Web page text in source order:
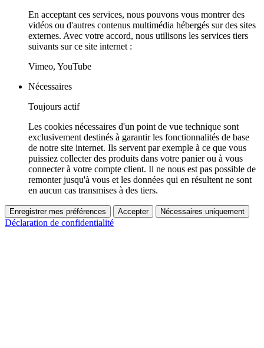
En acceptant ces services, nous pouvons vous montrer des
vidéos ou d'autres contenus multimédia hébergés sur des sites
externes. Avec votre accord, nous utilisons les services tiers
suivants sur ce site internet :
Vimeo, YouTube
Nécessaires
Toujours actif
Les cookies nécessaires d'un point de vue technique sont
exclusivement destinés à garantir les fonctionnalités de base
de notre site internet. Ils servent par exemple à ce que vous
puissiez collecter des produits dans votre panier ou à vous
connecter à votre compte client. Il ne nous est pas possible de
remonter jusqu'à vous et les données qui en résultent ne sont
en aucun cas transmises à des tiers.
Enregistrer mes préférences Accepter Nécessaires uniquement
Déclaration de confidentialité